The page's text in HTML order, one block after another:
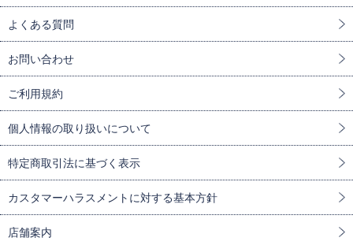
よくある質問
お問い合わせ
ご利用規約
個人情報の取り扱いについて
特定商取引法に基づく表示
カスタマーハラスメントに対する基本方針
店舗案内